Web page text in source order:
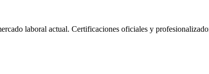
laboral actual. Certificaciones oficiales y